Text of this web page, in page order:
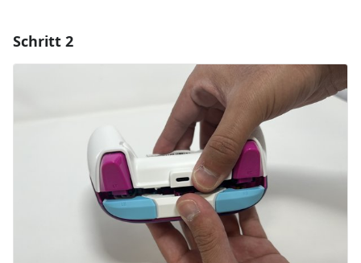
Kommentar hinzufügen
Abbrechen Kommentieren
Schritt 2